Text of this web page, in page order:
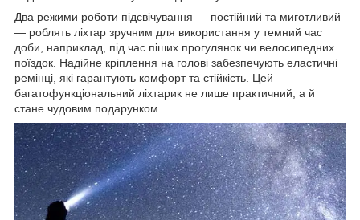
Два режими роботи підсвічування — постійний та миготливий
— роблять ліхтар зручним для використання у темний час
доби, наприклад, під час піших прогулянок чи велосипедних
поїздок. Надійне кріплення на голові забезпечують еластичні
ремінці, які гарантують комфорт та стійкість. Цей
багатофункціональний ліхтарик не лише практичний, а й
стане чудовим подарунком.